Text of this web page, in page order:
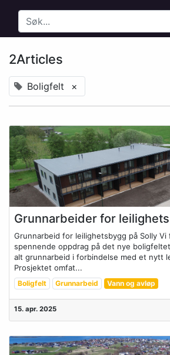
2Articles
Boligfelt ×
Grunnarbeider for
Grunnarbeid for leilighetsbygg på Solly
spennende oppdrag på det nye
alt grunnarbeid i forbindelse med et nytt
Prosjektet omfat...
Boligfelt Grunnarbeid Vann og avløp
15. apr. 2025